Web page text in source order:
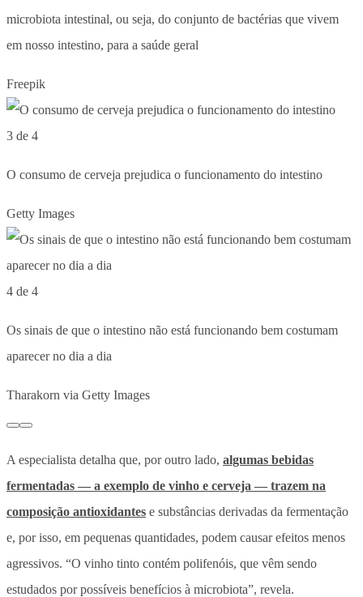
microbiota intestinal, ou seja, do conjunto de bactérias que vivem
em nosso intestino, para a saúde geral
Freepik
3 de 4
O consumo de cerveja prejudica o funcionamento do intestino
Getty Images
4 de 4
Os sinais de que o intestino não está funcionando bem costumam
aparecer no dia a dia
Tharakorn via Getty Images
A especialista detalha que, por outro lado, algumas bebidas
fermentadas — a exemplo de vinho e cerveja — trazem na
composição antioxidantes e substâncias derivadas da fermentação
e, por isso, em pequenas quantidades, podem causar efeitos menos
agressivos. “O vinho tinto contém polifenóis, que vêm sendo
estudados por possíveis benefícios à microbiota”, revela.